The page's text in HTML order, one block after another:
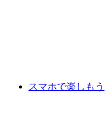
スマホで楽しもう